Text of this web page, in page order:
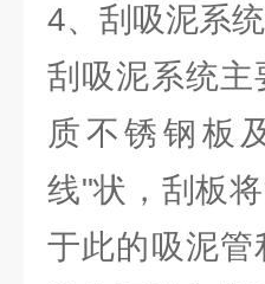
4、刮吸泥系统
刮吸泥系统
质不锈钢板
线"状，刮板
于此的吸泥